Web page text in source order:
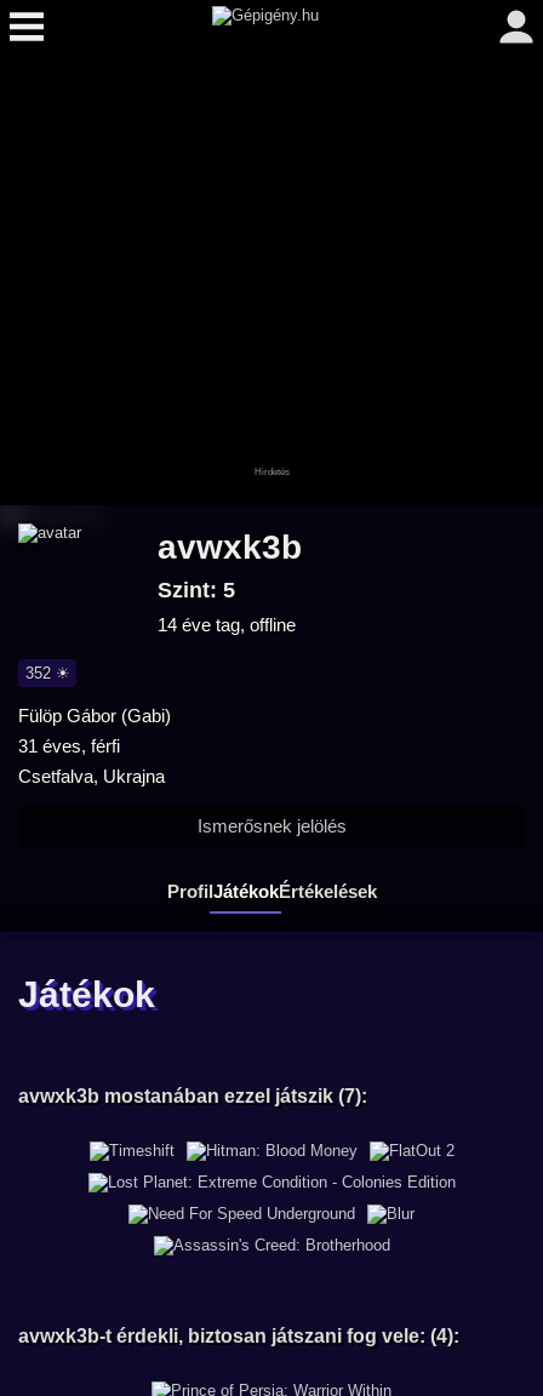
avwxk3b
Szint: 5
14 éve tag, offline
352 ☀
Fülöp Gábor (Gabi)
31 éves, férfi
Csetfalva, Ukrajna
ProfilJátékokÉrtékelések
Ismerősnek jelölés
Játékok
avwxk3b mostanában ezzel játszik (7):
avwxk3b-t érdekli, biztosan játszani fog vele: (4):